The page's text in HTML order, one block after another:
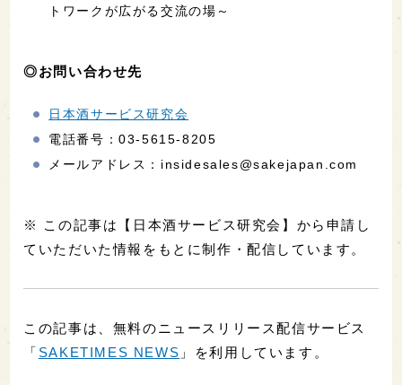
トワークが広がる交流の場～
◎お問い合わせ先
日本酒サービス研究会
電話番号：03-5615-8205
メールアドレス：insidesales@sakejapan.com
※ この記事は【日本酒サービス研究会】から申請し
ていただいた情報をもとに制作・配信しています。
この記事は、無料のニュースリリース配信サービス
「 SAKETIMES NEWS 」を利用しています。